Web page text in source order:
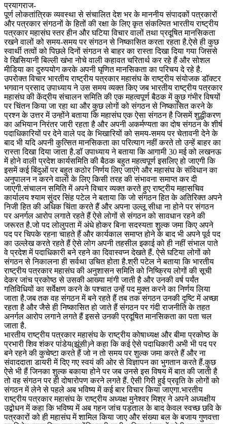
प्रयागराज-
पूर्ण लोकतांत्रिक व्यवस्था से संचालित देश भर के माननीय संपादकों पत्रकारों
और पत्रकार संगठनों के हितों की रक्षा के लिए कृत संकल्पित भारतीय राष्ट्रीय
पत्रकार महासंघ स्तर हीन और घटिया विचार वालों तथा प्रदूषित मानसिकता
रखने वालों को समय-समय पर संगठन से निष्कासित करता रहता है.ऐसे ही कुछ
स्वार्थी तत्वों को पिछले दिनों संगठन से बाहर का रास्ता दिखा दिया गया जिससे
वे खिसियानी बिल्ली खंभा नोचे वाली कहावत चरितार्थ कर रहे हैं और सोशल
मीडिया का दुरुपयोग करके अपनी घृणित मानसिकता का परिचय दे रहे है.
उपरोक्त विचार भारतीय राष्ट्रीय पत्रकार महासंघ के राष्ट्रीय संयोजक डॉक्टर
भगवान प्रसाद उपाध्याय ने उस समय व्यक्त किए जब भारतीय राष्ट्रीय पत्रकार
महासंघ की केंद्रीय संचालन समिति की एक महत्वपूर्ण बैठक में कुछ गंभीर विषयों
पर चिंतन किया जा रहा था और कुछ लोगों को संगठन से निष्कासित करने के
प्रश्न के उत्तर में उन्होंने बताया कि महासंघ एक ऐसा संगठन है जिसमें शुद्धीकरण
का अभियान निरंतर जारी रहता है और अपनी अकर्मण्यता का दोष संगठन के शीर्ष
पदाधिकारियों पर देने वाले पद के भिखारियों को समय-समय पर चेतावनी देने के
बाद भी यदि अपनी कुत्सित मानसिकता का परित्याग नहीं करते तो उन्हें बाहर का
रास्ता दिखा दिया जाता है.डॉ उपाध्याय ने बताया कि आगामी 30 मई को लखनऊ
में होने वाली प्रदेश कार्यसमिति की बैठक बहुत महत्वपूर्ण इसलिए हो जाएगी कि
इसमें कई बिंदुओं पर बहुत कठोर निर्णय लिए जाएंगे और महासंघ के संविधान का
अनुपालन न करने वालों के लिए किसी तरह की संभावना समाप्त कर दी
जाएगी.संचालन समिति में अपने विचार व्यक्त करते हुए राष्ट्रीय महासचिव
कार्यालय श्याम सुंदर सिंह पटेल ने बताया कि जो संगठन हित के अतिरिक्त अपने
निजी हित की अधिक चिंता करते हैं और अपना उल्लू सीधा ना होने पर संगठन
पर अनर्गल आरोप लगाते रहते हैं ऐसे लोगों से संगठन को सावधान रहने की
जरूरत है.जो पद लोलुपता में अंधे होकर बिना सदस्यता शुल्क जमा किए अपने
पद पर चिपके रहना चाहते हैं और कार्यकाल समाप्त होने के बाद भी अपने पूर्व पद
का उल्लेख करते रहते हैं ऐसे लोग अपनी तहसील इकाई को ही नहीं संभाल पाते
वे प्रदेश में पदाधिकारी बने रहने का दिवास्वप्न देखते हैं. ऐसे घटिया लोगों को
संगठन से निकालना ही सर्वथा उचित होता है.श्री पटेल ने बताया कि भारतीय
राष्ट्रीय पत्रकार महासंघ की अनुशासन समिति को निष्क्रिय लोगों की सूची
देकर जांच प्रकोष्ठ से उसकी आख्या मांगी जाती है और उनकी वर्ष पर्यंत
गतिविधियों का सर्वेक्षण करने के पश्चात उन्हें पद मुक्त करने का निर्णय लिया
जाता है.जब तक वह संगठन में बने रहते हैं तब तक संगठन उनकी दृष्टि में अच्छा
रहता है और जैसे ही निष्कासित हो जाते हैं संगठन पर गंदी राजनीति के तहत
अनर्गल आरोप लगाने लगते हैं इससे उनकी प्रदूषित मानसिकता का पता चल
जाता है.
भारतीय राष्ट्रीय पत्रकार महासंघ के राष्ट्रीय कोषाध्यक्ष और बीमा प्रकोष्ठ के
प्रभारी शिव शंकर पांडेय(झूंसी)ने कहा कि कई ऐसे पदाधिकारी अभी भी पद पर
बने रहने की कुचेष्टा करते हैं जो न तो समय पर शुल्क जमा करते हैं और ना
संवाददाता डायरी में दिए गए स्वयं की ओर से विज्ञापन का भुगतान करते हैं.कुछ
ऐसे भी हैं जिनका शुल्क बकाया होने पर जब उनसे इस विषय में बात की जाती है
तो वह संगठन पर ही दोषारोपण करने लगते हैं. ऐसी गिरी हुई प्रवृति के लोगों को
संगठन में लेने से पहले अब भविष्य में कई बार विचार किया जाएगा.भारतीय
राष्ट्रीय पत्रकार महासंघ के राष्ट्रीय अध्यक्ष मुनेश्वर मिश्र ने अपने अध्यक्षीय
उद्बोधन में कहा कि भविष्य में अब गहन जांच पड़ताल के बाद केवल स्वच्छ छवि के
पत्रकारों को ही महासंघ में शामिल किया जाए और संख्या बल के बजाय गुणवत्ता